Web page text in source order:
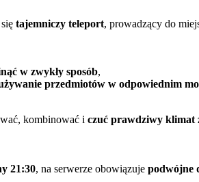
tajemniczy teleport, prowadzący do
w zwykły sposób,
przedmiotów w odpowiednim
kombinować i czuć prawdziwy klimat
21:30, na serwerze obowiązuje podwójne